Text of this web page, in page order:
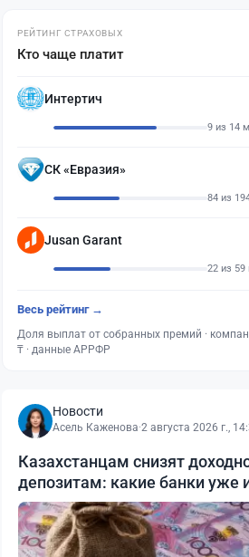
РЕЙТИНГ СТРАХОВЫХ
Кто чаще платит
Интертич
9 из 14
СК «Евразия»
84 из
Jusan Garant
22 из
Весь рейтинг →
Доля выплат от собранных премий ·
₸ · данные АРРФР
Новости
Асель Каженова·2 августа 2026 г.,
Казахстанцам снизят
депозитам: какие банки уже